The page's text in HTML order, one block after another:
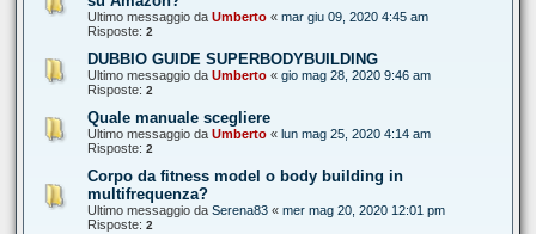
Ultimo messaggio da Umberto « mar giu 09, 2020 4:45 am
Risposte: 2
DUBBIO GUIDE SUPERBODYBUILDING
Ultimo messaggio da Umberto « gio mag 28, 2020 9:46 am
Risposte: 2
Quale manuale scegliere
Ultimo messaggio da Umberto « lun mag 25, 2020 4:14 am
Risposte: 2
Corpo da fitness model o body building in
multifrequenza?
Ultimo messaggio da Serena83 « mer mag 20, 2020 12:01 pm
Risposte: 2